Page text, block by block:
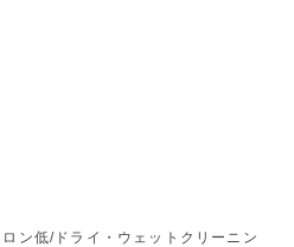
ン低/ドライ・ウェットクリーニン